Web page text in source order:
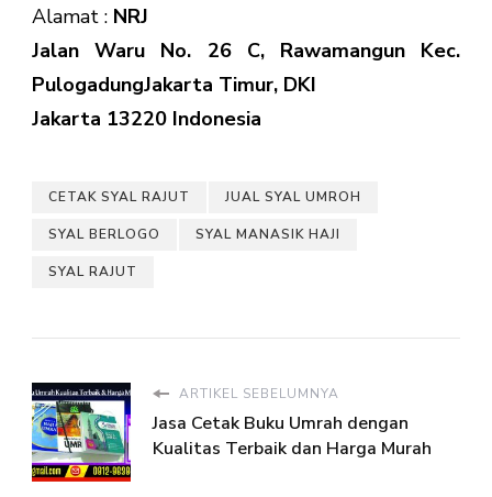
Alamat : NRJ
Jalan Waru No. 26 C, Rawamangun Kec.
PulogadungJakarta Timur, DKI
Jakarta 13220 Indonesia
CETAK SYAL RAJUT JUAL SYAL UMROH
SYAL BERLOGO SYAL MANASIK HAJI
SYAL RAJUT
ARTIKEL SEBELUMNYA
Jasa Cetak Buku Umrah dengan
Kualitas Terbaik dan Harga Murah